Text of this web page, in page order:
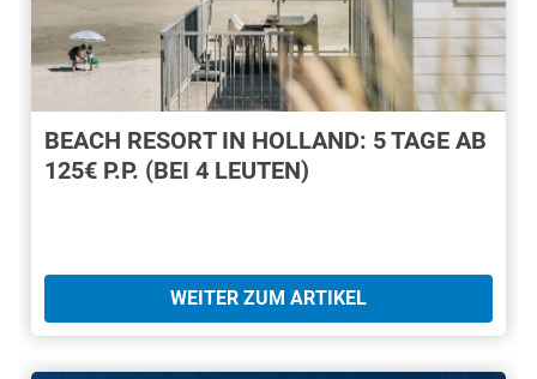
BEACH RESORT IN HOLLAND: 5 TAGE AB
125€ P.P. (BEI 4 LEUTEN)
WEITER ZUM ARTIKEL